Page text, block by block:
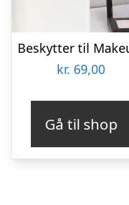
kr. 69,00
Gå til shop